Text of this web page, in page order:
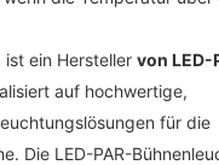
ist ein Hersteller von LED-
auf hochwertige,
für die
Die LED-PAR-